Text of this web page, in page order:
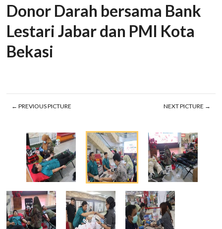
Donor Darah bersama Bank
Lestari Jabar dan PMI Kota
Bekasi
← PREVIOUS PICTURE NEXT PICTURE →